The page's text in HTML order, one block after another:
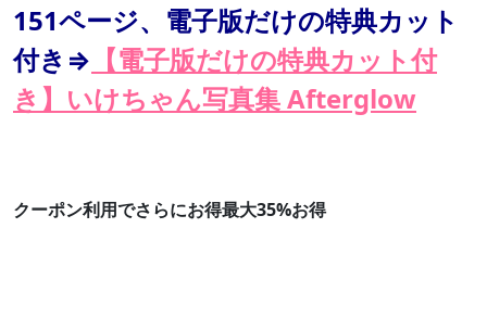
151ページ、電子版だけの特典カット
付き⇒ 【電子版だけの特典カット付
き】いけちゃん写真集 Afterglow
クーポン利用でさらにお得最大35%お得